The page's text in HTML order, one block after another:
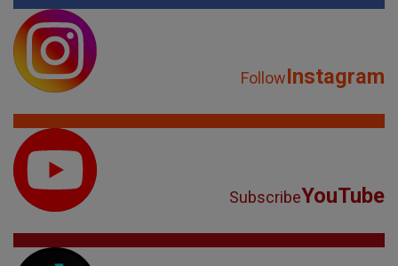
FollowInstagram
SubscribeYouTube